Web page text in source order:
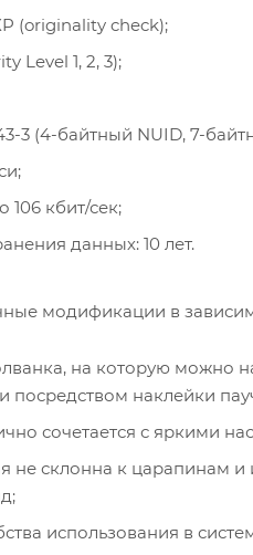
(originality check);
Level 1, 2, 3);
3 (4-байтный NUID, 7-
106 кбит/сек;
данных: 10 лет.
модификации в
на которую
посредством наклейки
сочетается с яркими
не склонна к царапинам
использования в